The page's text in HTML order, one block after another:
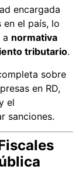
encargada
el país, lo
a normativa
tributario.
sobre
en RD,
el
sanciones.